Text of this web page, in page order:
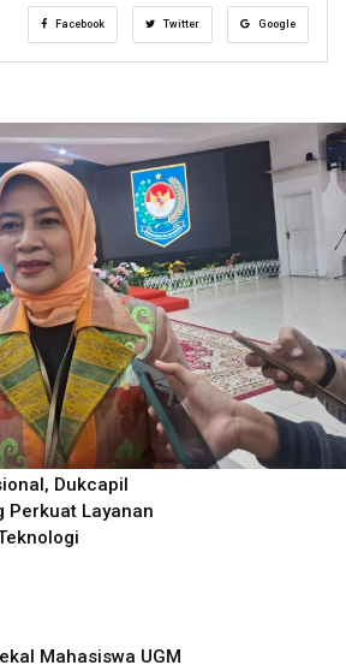
Facebook Twitter Google
Dukcapil
Perkuat Layanan
Mahasiswa UGM